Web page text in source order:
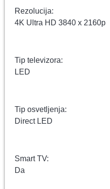
Rezolucija:
4K Ultra HD 3840 x 2160p
Tip televizora:
LED
Tip osvetljenja:
Direct LED
Smart TV:
Da